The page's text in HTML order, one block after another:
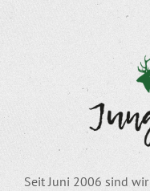
Seit Juni 2006 sind